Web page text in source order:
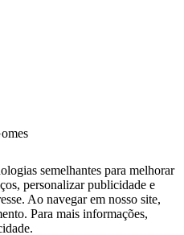
semelhantes para melhorar
personalizar publicidade e
Ao navegar em nosso site,
Para mais informações,